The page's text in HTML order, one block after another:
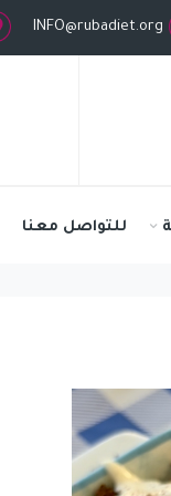
INFO@rubadiet.org
للتواصل معنا